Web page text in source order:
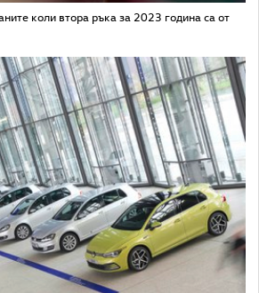
коли втора ръка за 2023 година са от